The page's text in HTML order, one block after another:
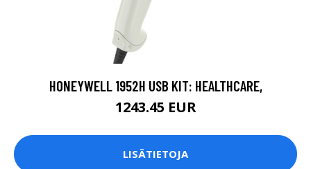
HONEYWELL 1952H USB KIT: HEALTHCARE,
1243.45 EUR
LISÄTIETOJA